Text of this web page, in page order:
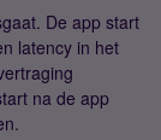
De app start
latency in het
na de app